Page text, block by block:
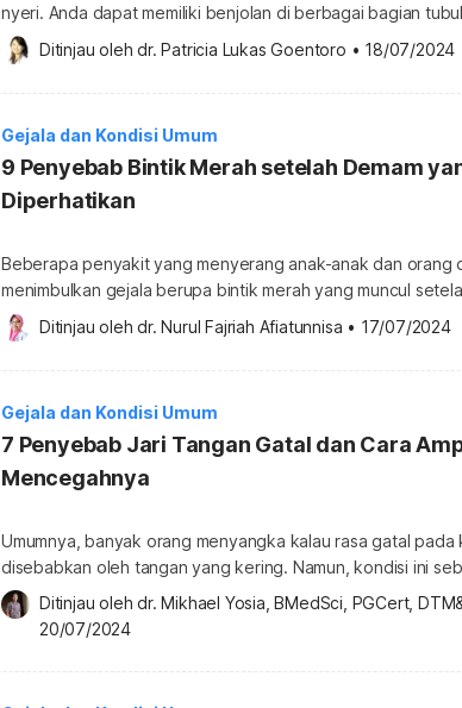
nyeri. Anda dapat memiliki benjolan di berbagai bagian
di selangkangan. Bentuk dan ukuran benjolan ini tergantung
penyebabnya. Ketahui selengkapnya. Penyebab benjolan
Benjolan yang terdapat di selangkangan bisa
menimbulkan nyeri […]
Ditinjau oleh dr. Patricia Lukas Goentoro • 18/07/2024
Gejala dan Kondisi Umum
9 Penyebab Bintik Merah setelah Demam
Diperhatikan
Beberapa penyakit yang menyerang anak-anak dan orang
menimbulkan gejala berupa bintik merah yang muncul setelah
penyebab dari kondisi ini dan bagaimana cara
selengkapnya di bawah ini. Penyebab bintik merah setelah
dasarnya, demam merupakan respons normal tubuh untuk
Ditinjau oleh dr. Nurul Fajriah Afiatunnisa • 17/07/2024
Gejala dan Kondisi Umum
7 Penyebab Jari Tangan Gatal dan Cara
Mencegahnya
Umumnya, banyak orang menyangka kalau rasa gatal pada
disebabkan oleh tangan yang kering. Namun, kondisi ini
disepelekan karena bisa menandakan masalah kesehatan
ya? Berikut penjelasannya. Penyebab jari tangan gatal
baiknya Anda ketahui dahulu apa penyebabnya agar […]
Ditinjau oleh dr. Mikhael Yosia, BMedSci, PGCert,
20/07/2024